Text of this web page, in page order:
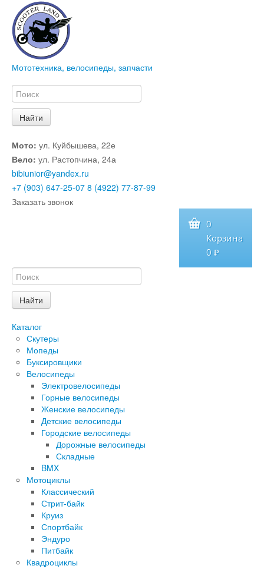
Мототехника, велосипеды, запчасти
Мото: ул. Куйбышева, 22е
Вело: ул. Растопчина, 24а
bibiunior@yandex.ru
+7 (903) 647-25-07 8 (4922) 77-87-99
Заказать звонок
0
Корзина
0 ₽
Каталог
Скутеры
Мопеды
Буксировщики
Велосипеды
Электровелосипеды
Горные велосипеды
Женские велосипеды
Детские велосипеды
Городские велосипеды
Дорожные велосипеды
Складные
BMX
Мотоциклы
Классический
Стрит-байк
Круиз
Спортбайк
Эндуро
Питбайк
Квадроциклы